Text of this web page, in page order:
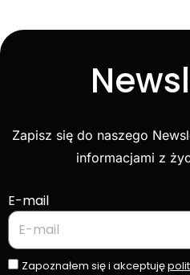
Zapisz się do naszego
informacjami z
E-mail
Zapoznałem się i akceptuję